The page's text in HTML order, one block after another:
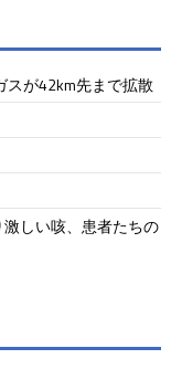
スが42km先まで拡散
しい咳、患者たちの